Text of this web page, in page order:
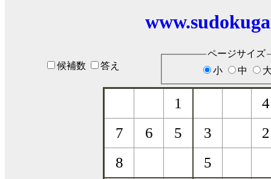
候補数 答え
ページサイズ
小
中